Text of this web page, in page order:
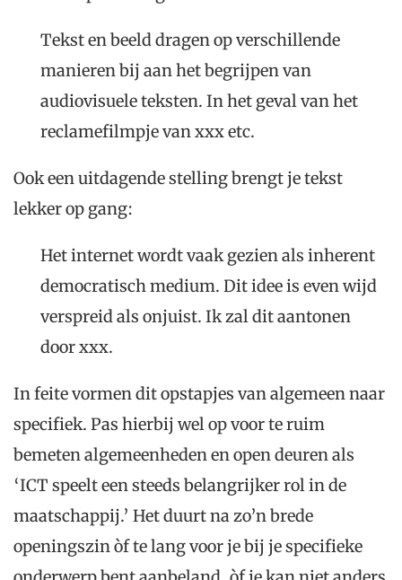
Tekst en beeld dragen op verschillende
manieren bij aan het begrijpen van
audiovisuele teksten. In het geval van het
reclamefilmpje van xxx etc.
Ook een uitdagende stelling brengt je tekst
lekker op gang:
Het internet wordt vaak gezien als inherent
democratisch medium. Dit idee is even wijd
verspreid als onjuist. Ik zal dit aantonen
door xxx.
In feite vormen dit opstapjes van algemeen naar
specifiek. Pas hierbij wel op voor te ruim
bemeten algemeenheden en open deuren als
‘ICT speelt een steeds belangrijker rol in de
maatschappij.’ Het duurt na zo’n brede
openingszin òf te lang voor je bij je specifieke